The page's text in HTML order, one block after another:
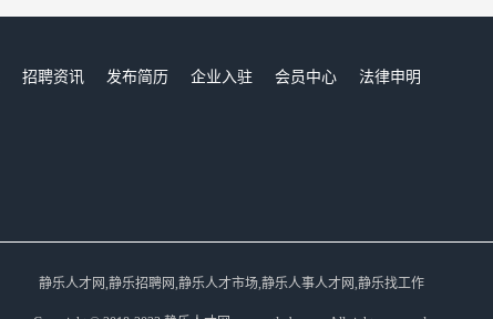
招聘资讯 发布简历 企业入驻 会员中心
法律申明
静乐人才网,静乐招聘网,静乐人才市场,静乐人事人才网,静乐找工作